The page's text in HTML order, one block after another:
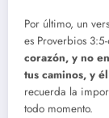
Por último, un
es Proverbios
corazón, y no
tus caminos, y
recuerda la
todo momento.